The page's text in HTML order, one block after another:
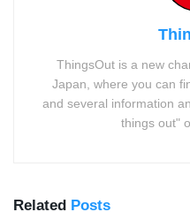
ThingsOut is a new
Japan, where you can
and several information
things out"
Related Posts